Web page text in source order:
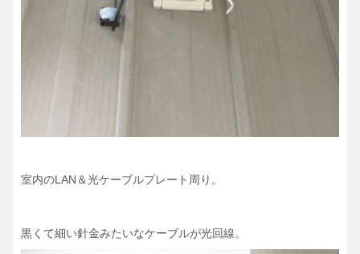
室内のLAN＆光ケーブルプレート周り。
黒くて細い針金みたいなケーブルが光回線。